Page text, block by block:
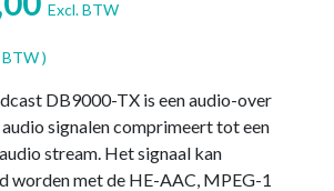
Excl. BTW
)
DB9000-TX is een audio-over
signalen comprimeert tot een
stream. Het signaal kan
worden met de HE-AAC, MPEG-1